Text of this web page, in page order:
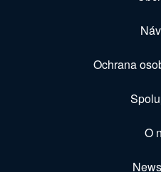
Ochrana
O